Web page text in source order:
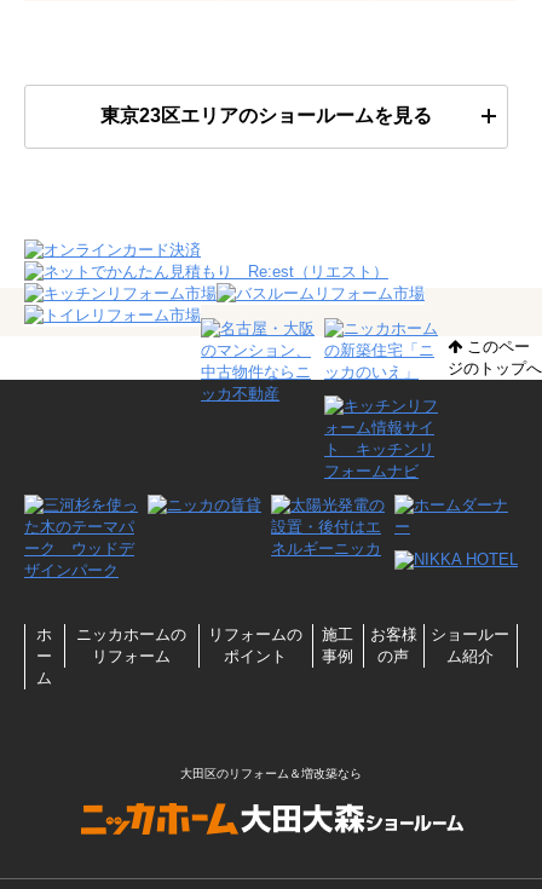
東京23区エリアのショールームを見る
このペー
ジのトップへ
ホ
ー
ム
ニッカホームの
リフォーム
リフォームの
ポイント
施工
事例
お客様
の声
ショールー
ム紹介
大田区のリフォーム＆増改築なら